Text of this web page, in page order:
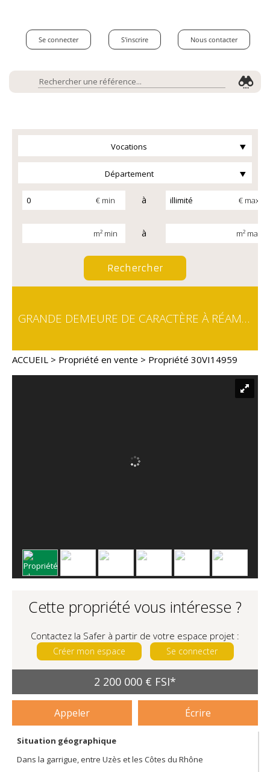
Se connecter S'inscrire Nous contacter
Vocations
Département
€ min à € max
m² min à m² max
GRANDE DEMEURE DE CARACTÈRE À RÉAMÉNAGER AU CŒUR D'UN MASSIF FORESTIER EXEMPT DE TOUTE NUISANCE
ACCUEIL > Propriété en vente > Propriété 30VI14959
Cette propriété vous intéresse ?
Contactez la Safer à partir de votre espace projet :
Créer mon espace Se connecter
2 200 000 € FSI*
Appeler Écrire
Situation géographique
Dans la garrigue, entre Uzès et les Côtes du Rhône